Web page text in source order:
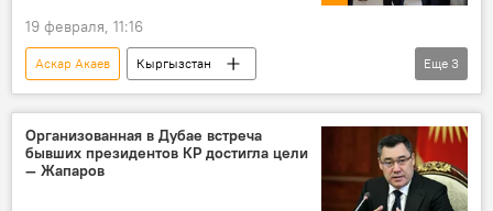
19 февраля, 11:16
Аскар Акаев
Кыргызстан
Женишбек Токторбаев
мэр Ош
Еще 3
Организованная в Дубае встреча
бывших президентов КР достигла цели
— Жапаров